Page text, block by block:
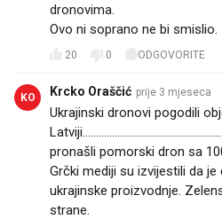
dronovima.
Ovo ni soprano ne bi smislio.
20 0 ODGOVORITE
KO Krcko Oraščić prije 3 mjeseca
Ukrajinski dronovi pogodili
pronašli pomorski dron sa
Grčki mediji su izvijestili da je
ukrajinske proizvodnje.
strane.